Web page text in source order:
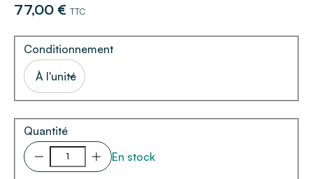
77,00 € TTC
Conditionnement
À l'unité
Quantité
En stock